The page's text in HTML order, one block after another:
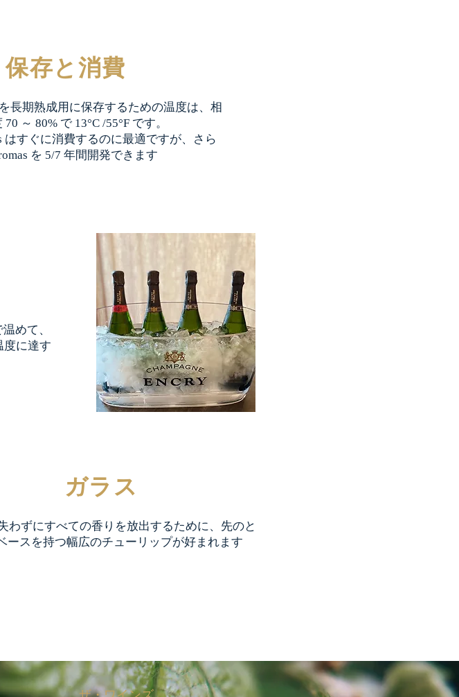
保存と消費
長期熟成用に保存するための温度は、相
～ 80% で 13°C /55°F です。
はすぐに消費するのに最適ですが、さら
を 5/7 年間開発できます
めて、
度に達す
ガラス
わずにすべての香りを放出するために、先のと
ースを持つ幅広のチューリップが好まれます